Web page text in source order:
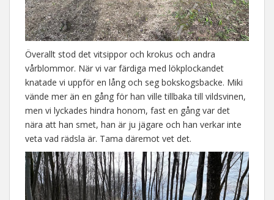
Överallt stod det vitsippor och krokus och andra
vårblommor. När vi var färdiga med lökplockandet
knatade vi uppför en lång och seg bokskogsbacke. Miki
vände mer än en gång för han ville tillbaka till vildsvinen,
men vi lyckades hindra honom, fast en gång var det
nära att han smet, han är ju jägare och han verkar inte
veta vad rädsla är. Tama däremot vet det.